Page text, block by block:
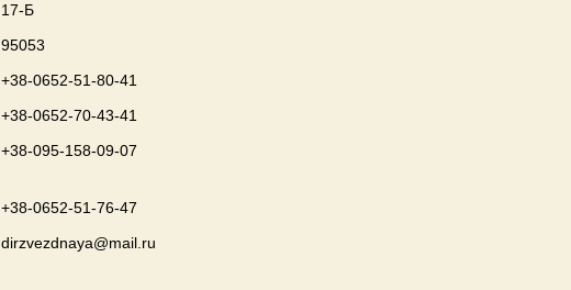
17-Б
95053
+38-0652-51-80-41
+38-0652-70-43-41
+38-095-158-09-07
+38-0652-51-76-47
dirzvezdnaya@mail.ru